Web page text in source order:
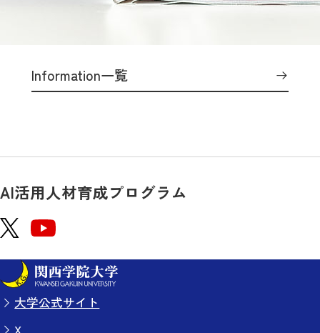
Information一覧
AI活用人材育成プログラム
大学公式サイト
X